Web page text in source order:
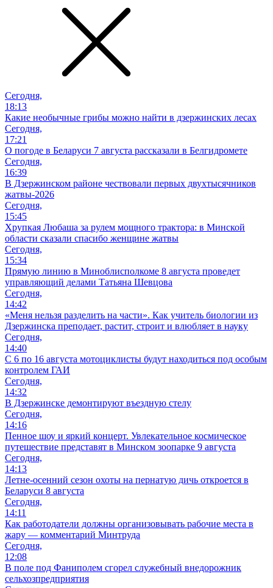
Сегодня,
18:13
Какие необычные грибы можно найти в дзержинских лесах
Сегодня,
17:21
О погоде в Беларуси 7 августа рассказали в Белгидромете
Сегодня,
16:39
В Дзержинском районе чествовали первых двухтысячников
жатвы-2026
Сегодня,
15:45
Хрупкая Любаша за рулем мощного трактора: в Минской
области сказали спасибо женщине жатвы
Сегодня,
15:34
Прямую линию в Миноблисполкоме 8 августа проведет
управляющий делами Татьяна Шевцова
Сегодня,
14:42
«Меня нельзя разделить на части». Как учитель биологии из
Дзержинска преподает, растит, строит и влюбляет в науку
Сегодня,
14:40
С 6 по 16 августа мотоциклисты будут находиться под особым
контролем ГАИ
Сегодня,
14:32
В Дзержинске демонтируют въездную стелу
Сегодня,
14:16
Пенное шоу и яркий концерт. Увлекательное космическое
путешествие представят в Минском зоопарке 9 августа
Сегодня,
14:13
Летне-осенний сезон охоты на пернатую дичь откроется в
Беларуси 8 августа
Сегодня,
14:11
Как работодатели должны организовывать рабочие места в
жару — комментарий Минтруда
Сегодня,
12:08
В поле под Фаниполем сгорел служебный внедорожник
сельхозпредприятия